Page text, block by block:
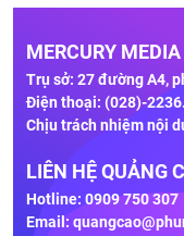
MERCURY
Trụ sở: 27 đường A4,
Điện thoại: (028)-
Chịu trách nhiệm nội
LIÊN HỆ QUẢNG
Hotline: 0909 750 307
Email: